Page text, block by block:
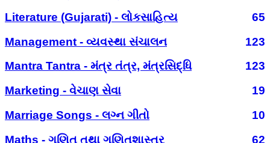
Literature (Gujarati) - લોકસાહિત્ય
65
Management - વ્યવસ્થા સંચાલન
123
Mantra Tantra - મંત્ર તંત્ર, મંત્રસિદ્ધિ
123
Marketing - વેચાણ સેવા
19
Marriage Songs - લગ્ન ગીતો
10
Maths - ગણિત તથા ગણિતશાસ્ત્ર
62